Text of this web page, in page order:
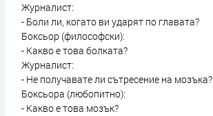
Журналист:
- Боли ли, когато ви ударят по главата?
Боксьор (философски):
- Какво е това болката?
Журналист:
- Не получавате ли сътресение на мозъка?
Боксьора (любопитно):
- Какво е това мозък?